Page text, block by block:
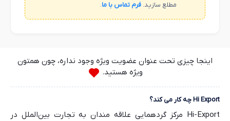
مطلع سازید. فرم تماس با ما.
اینجا چیزی تحت عنوان عضویت ویژه وجود نداره، چون همتون
ویژه هستید.
Hi Export چه کار می کند؟
Hi-Export مرکز گردهمایی علاقه مندان به تجارت بین‌الملل در